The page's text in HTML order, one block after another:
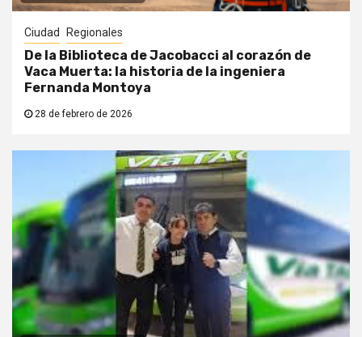
Ciudad Regionales
De la Biblioteca de Jacobacci al corazón de
Vaca Muerta: la historia de la ingeniera
Fernanda Montoya
28 de febrero de 2026